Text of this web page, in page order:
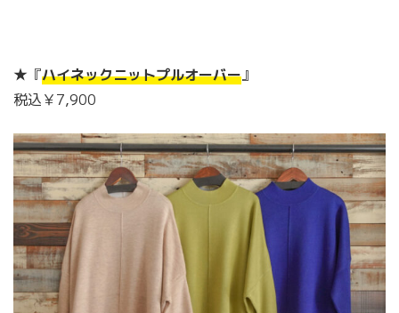
★『ハイネックニットプルオーバー』
税込￥7,900